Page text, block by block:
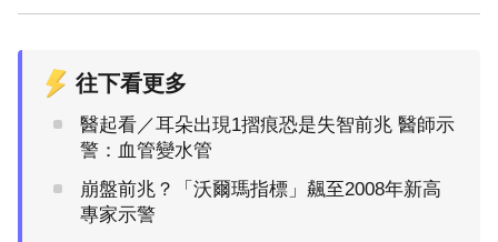
往下看更多
醫起看／耳朵出現1摺痕恐是失智前兆 醫師示
警：血管變水管
崩盤前兆？「沃爾瑪指標」飆至2008年新高
專家示警